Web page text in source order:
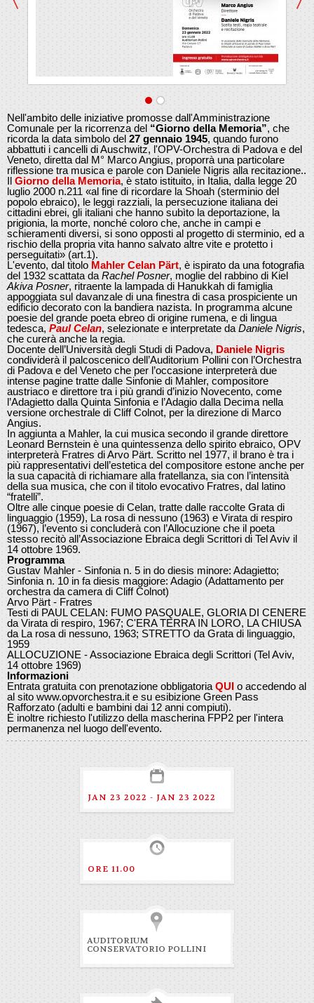
Nell'ambito delle iniziative promosse dall'Amministrazione
Comunale per la ricorrenza del “Giorno della Memoria”, che
ricorda la data simbolo del 27 gennaio 1945, quando furono
abbattuti i cancelli di Auschwitz, l'OPV-Orchestra di Padova e del
Veneto, diretta dal M° Marco Angius, proporrà una particolare
riflessione tra musica e parole con Daniele Nigris alla recitazione..
Il Giorno della Memoria, è stato istituito, in Italia, dalla legge 20
luglio 2000 n.211 «al fine di ricordare la Shoah (sterminio del
popolo ebraico), le leggi razziali, la persecuzione italiana dei
cittadini ebrei, gli italiani che hanno subìto la deportazione, la
prigionia, la morte, nonché coloro che, anche in campi e
schieramenti diversi, si sono opposti al progetto di sterminio, ed a
rischio della propria vita hanno salvato altre vite e protetto i
perseguitati» (art.1).
L'evento, dal titolo Mahler Celan Pärt, è ispirato da una fotografia
del 1932 scattata da Rachel Posner, moglie del rabbino di Kiel
Akiva Posner, ritraente la lampada di Hanukkah di famiglia
appoggiata sul davanzale di una finestra di casa prospiciente un
edificio decorato con la bandiera nazista. In programma alcune
poesie del grande poeta ebreo di origine rumena, e di lingua
tedesca, Paul Celan, selezionate e interpretate da Daniele Nigris,
che curerà anche la regia.
Docente dell’Università degli Studi di Padova, Daniele Nigris
condividerà il palcoscenico dell’Auditorium Pollini con l’Orchestra
di Padova e del Veneto che per l’occasione interpreterà due
intense pagine tratte dalle Sinfonie di Mahler, compositore
austriaco e direttore tra i più grandi d’inizio Novecento, come
l’Adagietto dalla Quinta Sinfonia e l’Adagio dalla Decima nella
versione orchestrale di Cliff Colnot, per la direzione di Marco
Angius.
In aggiunta a Mahler, la cui musica secondo il grande direttore
Leonard Bernstein è una quintessenza dello spirito ebraico, OPV
interpreterà Fratres di Arvo Pärt. Scritto nel 1977, il brano è tra i
più rappresentativi dell’estetica del compositore estone anche per
la sua capacità di richiamare alla fratellanza, sia con l’intensità
della sua musica, che con il titolo evocativo Fratres, dal latino
“fratelli”.
Oltre alle cinque poesie di Celan, tratte dalle raccolte Grata di
linguaggio (1959), La rosa di nessuno (1963) e Virata di respiro
(1967), l’evento si concluderà con l’Allocuzione che il poeta
stesso recitò all’Associazione Ebraica degli Scrittori di Tel Aviv il
14 ottobre 1969.
Programma
Gustav Mahler - Sinfonia n. 5 in do diesis minore: Adagietto;
Sinfonia n. 10 in fa diesis maggiore: Adagio (Adattamento per
orchestra da camera di Cliff Colnot)
Arvo Pärt - Fratres
Testi di PAUL CELAN: FUMO PASQUALE, GLORIA DI CENERE
da Virata di respiro, 1967; C'ERA TERRA IN LORO, LA CHIUSA
da La rosa di nessuno, 1963; STRETTO da Grata di linguaggio,
1959
ALLOCUZIONE - Associazione Ebraica degli Scrittori (Tel Aviv,
14 ottobre 1969)
Informazioni
Entrata gratuita con prenotazione obbligatoria QUI o accedendo al
al sito www.opvorchestra.it e su esibizione Green Pass
Rafforzato (adulti e bambini dai 12 anni compiuti).
È inoltre richiesto l'utilizzo della mascherina FPP2 per l'intera
permanenza nel luogo dell'evento.
JAN 23 2022 - JAN 23 2022
ORE 11.00
AUDITORIUM
CONSERVATORIO POLLINI